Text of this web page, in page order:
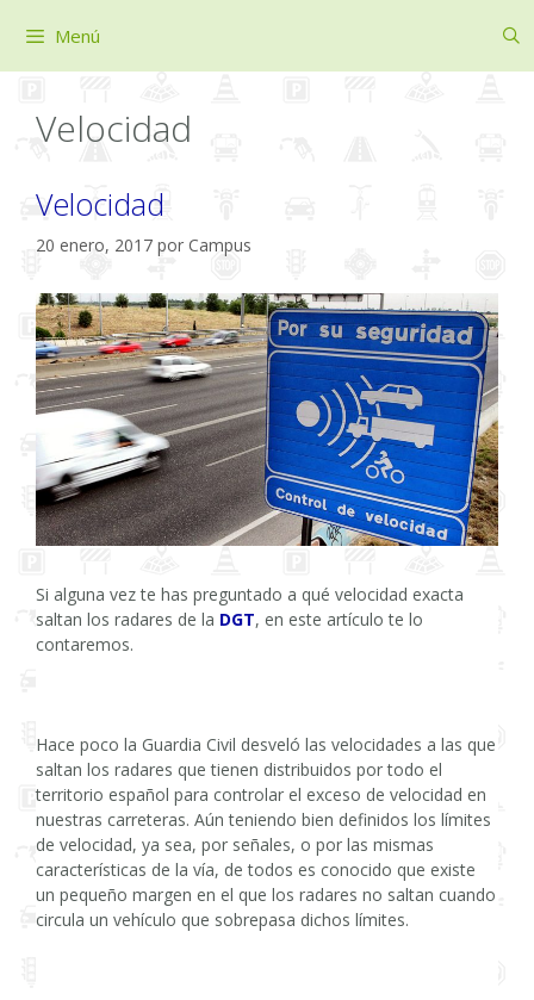
Menú
Velocidad
Velocidad
20 enero, 2017 por Campus
Si alguna vez te has preguntado a qué velocidad exacta
saltan los radares de la DGT, en este artículo te lo
contaremos.
Hace poco la Guardia Civil desveló las velocidades a las que
saltan los radares que tienen distribuidos por todo el
territorio español para controlar el exceso de velocidad en
nuestras carreteras. Aún teniendo bien definidos los límites
de velocidad, ya sea, por señales, o por las mismas
características de la vía, de todos es conocido que existe
un pequeño margen en el que los radares no saltan cuando
circula un vehículo que sobrepasa dichos límites.